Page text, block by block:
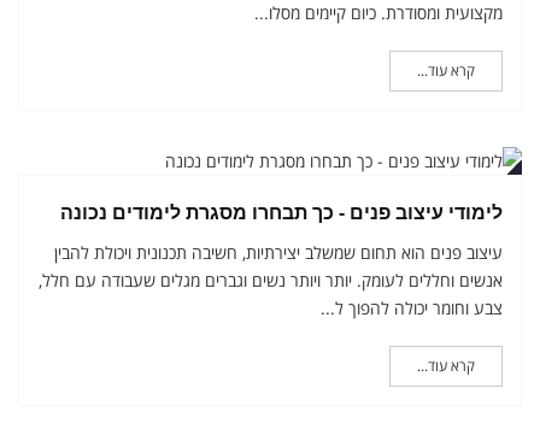
מקצועית ומסודרת. כיום קיימים מסלו...
קרא עוד...
לימודי עיצוב פנים - כך תבחרו מסגרת לימודים נכונה
עיצוב פנים הוא תחום שמשלב יצירתיות, חשיבה תכנונית ויכולת להבין
אנשים וחללים לעומק. יותר ויותר נשים וגברים מגלים שעבודה עם חלל,
צבע וחומר יכולה להפוך ל...
קרא עוד...